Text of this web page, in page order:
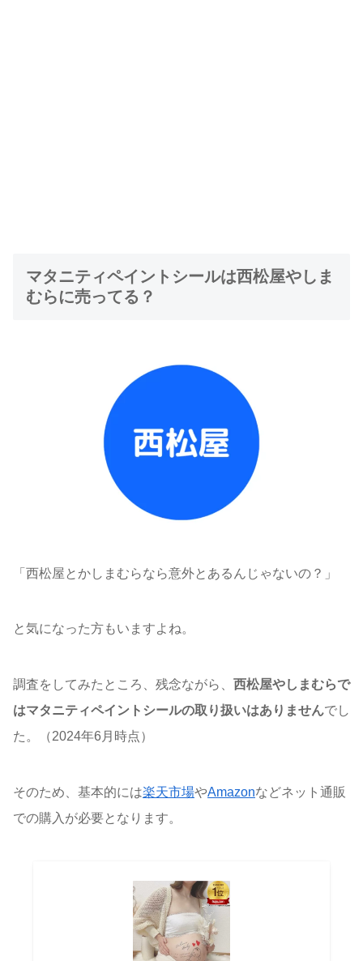
マタニティペイントシールは西松屋やしま
むらに売ってる？
「西松屋とかしまむらなら意外とあるんじゃないの？」
と気になった方もいますよね。
調査をしてみたところ、残念ながら、 西松屋やしまむらで
はマタニティペイントシールの取り扱いはありませんでし
た。（2024年6月時点）
そのため、基本的には楽天市場やAmazonなどネット通販
での購入が必要となります。